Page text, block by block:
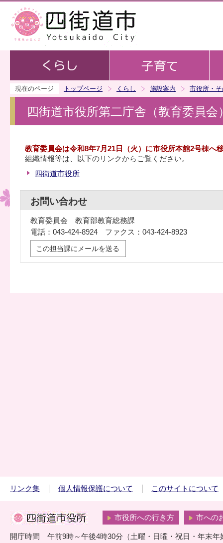
現在のページ トップページ くらし 施設案内 市役所・
四街道市役所第二庁舎（教育委員会
教育委員会は令和8年7月21日（火）に市役所本館2号棟へ
組織情報等は、以下のリンクからご覧ください。
四街道市役所
お問い合わせ
教育委員会 教育部教育総務課
電話：043-424-8924 ファクス：043-424-8923
この担当課にメールを送る
リンク集 個人情報保護について このサイトについて
市役所への行き方 市への
開庁時間 午前9時～午後4時30分（土曜・日曜・祝日・年末年